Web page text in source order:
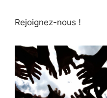
Rejoignez-nous !